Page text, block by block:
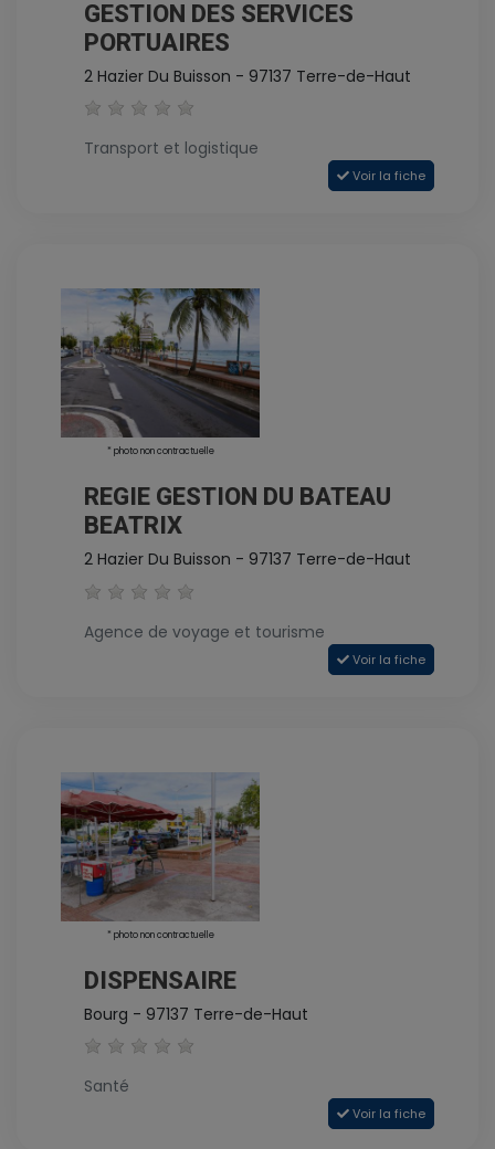
GESTION DES SERVICES
PORTUAIRES
2 Hazier Du Buisson - 97137 Terre-de-Haut
Transport et logistique
Voir la fiche
* photo non contractuelle
REGIE GESTION DU BATEAU
BEATRIX
2 Hazier Du Buisson - 97137 Terre-de-Haut
Agence de voyage et tourisme
Voir la fiche
* photo non contractuelle
DISPENSAIRE
Bourg - 97137 Terre-de-Haut
Santé
Voir la fiche